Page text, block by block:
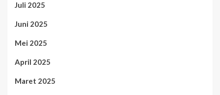
Juli 2025
Juni 2025
Mei 2025
April 2025
Maret 2025